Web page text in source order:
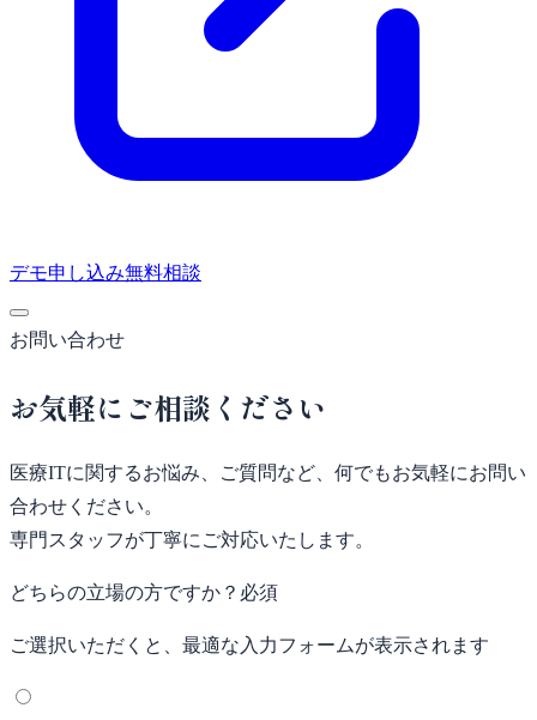
デモ申し込み無料相談
お問い合わせ
お気軽にご相談ください
医療ITに関するお悩み、ご質問など、何でもお気軽にお問い
合わせください。
専門スタッフが丁寧にご対応いたします。
どちらの立場の方ですか？ 必須
ご選択いただくと、最適な入力フォームが表示されます